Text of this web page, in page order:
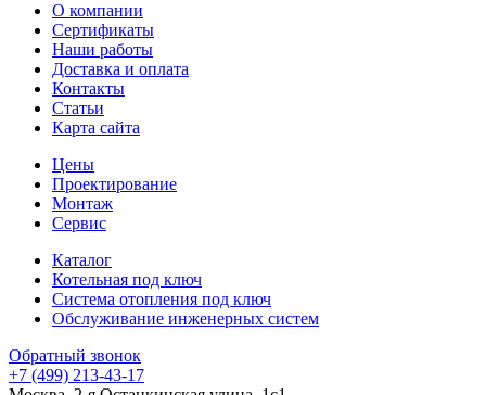
О компании
Сертификаты
Наши работы
Доставка и оплата
Контакты
Статьи
Карта сайта
Цены
Проектирование
Монтаж
Сервис
Каталог
Котельная под ключ
Система отопления под ключ
Обслуживание инженерных систем
Обратный звонок
+7 (499) 213-43-17